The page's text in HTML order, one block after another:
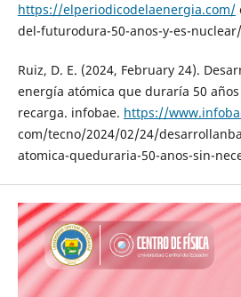
https://elperiodicodelaenergia.com/
del-futurodura-50-anos-y-es-nuclear/
Ruiz, D. E. (2024, February 24).
energía atómica que duraría 50
recarga. infobae. https://
com/tecno/2024/02/24/
atomica-queduraria-50-anos-sin-